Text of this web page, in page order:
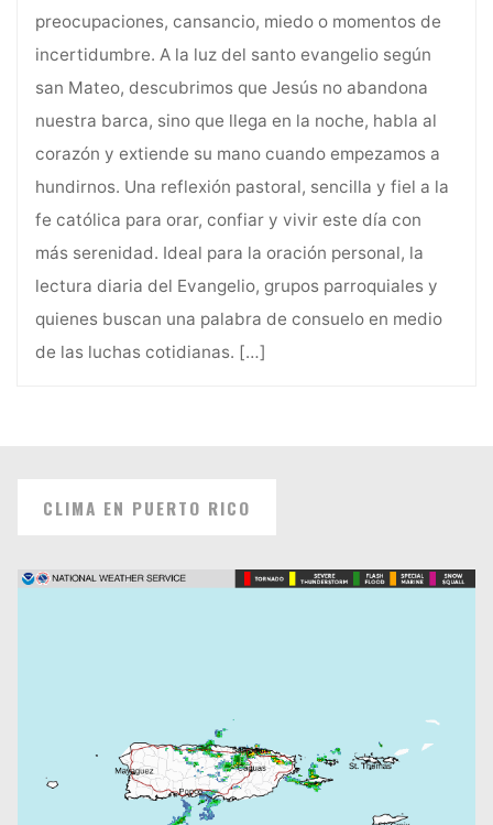
preocupaciones, cansancio, miedo o momentos de
incertidumbre. A la luz del santo evangelio según
san Mateo, descubrimos que Jesús no abandona
nuestra barca, sino que llega en la noche, habla al
corazón y extiende su mano cuando empezamos a
hundirnos. Una reflexión pastoral, sencilla y fiel a la
fe católica para orar, confiar y vivir este día con
más serenidad. Ideal para la oración personal, la
lectura diaria del Evangelio, grupos parroquiales y
quienes buscan una palabra de consuelo en medio
de las luchas cotidianas. […]
CLIMA EN PUERTO RICO